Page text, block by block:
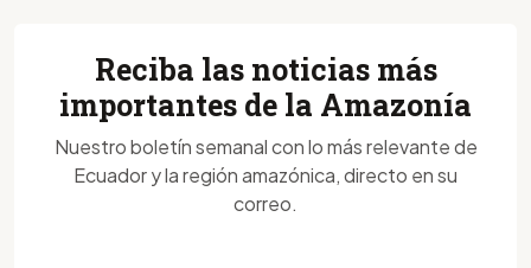
Reciba las noticias más
importantes de la Amazonía
Nuestro boletín semanal con lo más relevante de
Ecuador y la región amazónica, directo en su
correo.